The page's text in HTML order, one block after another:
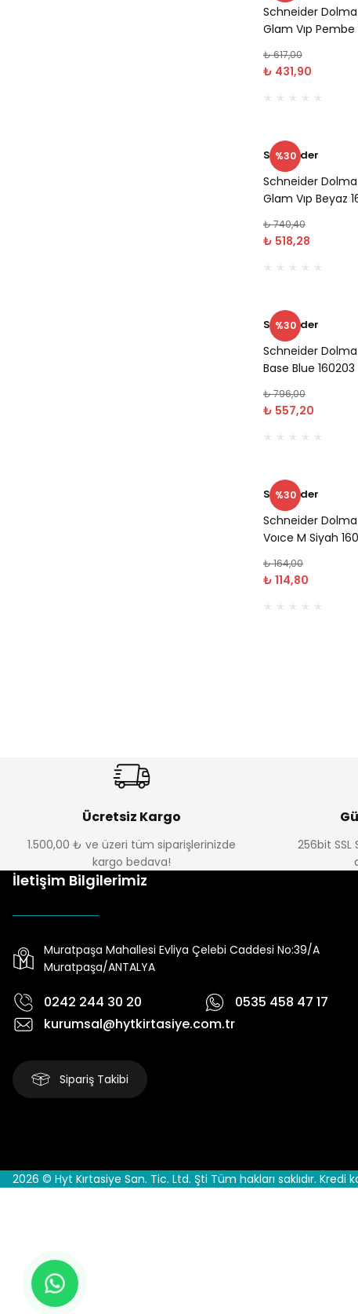
Schneider Dolma
Glam Vıp Pembe
₺ 617,00
₺ 431,90
%30
Schneider
Schneider Dolma
Glam Vıp Beyaz
₺ 740,40
₺ 518,28
%30
Schneider
Schneider Dolma
Base Blue 160203
₺ 796,00
₺ 557,20
%30
Schneider
Schneider Dolma
Voıce M Siyah
₺ 164,00
₺ 114,80
Ücretsiz Kargo
1.500,00 ₺ ve üzeri tüm siparişlerinizde
kargo bedava!
256bit SSL
İletişim Bilgilerimiz
Muratpaşa Mahallesi Evliya Çelebi Caddesi No:39/A
Muratpaşa/ANTALYA
0242 244 30 20
0535 458 47 17
kurumsal@hytkirtasiye.com.tr
Sipariş Takibi
2026 © Hyt Kırtasiye San. Tic. Ltd. Şti Tüm hakları saklıdır. Kredi